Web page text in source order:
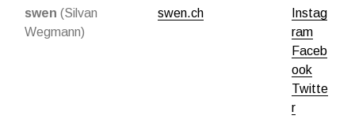
swen (Silvan
Wegmann)
swen.ch
Instag
ram
Faceb
ook
Twitte
r